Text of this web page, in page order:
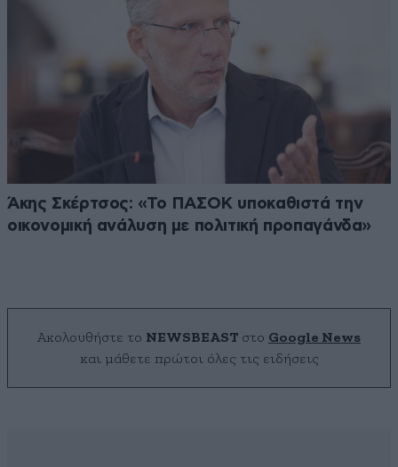
Άκης Σκέρτσος: «Το ΠΑΣΟΚ υποκαθιστά την
οικονομική ανάλυση με πολιτική προπαγάνδα»
Ακολουθήστε το NEWSBEAST στο Google News
και μάθετε πρώτοι όλες τις ειδήσεις